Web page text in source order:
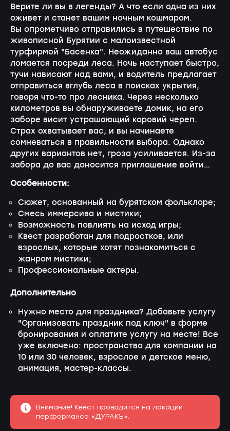
Верите ли вы в легенды? А что если одна из них
оживет и станет вашим ночным кошмаром.
Вы опрометчиво отправились в путешествие по
живописной Бурятии с малоизвестной
турфирмой "Басенка". Неожиданно ваш автобус
ломается посреди леса. Ночь наступает быстро,
тучи нависают над вами, и водитель предлагает
отправиться вглубь леса в поисках укрытия,
говоря что-то про лесника. Через несколько
километров вы обнаруживаете домик, на его
заборе висит устрашающий коровий череп.
Страх охватывает вас, и вы начинаете
сомневаться в правильности выбора. Однако
других вариантов нет, гроза усиливается. Из-за
забора до вас доносится приглашение войти…
Особенности:
Сюжет, основанный на бурятском фольклоре;
Смесь иммерсива и мистики;
Возможность повлиять на исход игры;
Квест разработан для подростков, или
взрослых, которые хотят познакомиться с
жанром мистики;
Профессиональные актеры.
Дополнительно
Нужно место для праздника? Добавьте услугу
"Организовать праздник под ключ" в форме
бронирования и оплатите услугу на месте! Все
уже включено: пространство для компании на
10 или 30 человек, взрослое и детское меню,
анимация, мастер-классы.
Внимание! Квест проводится на локации
перформанса «ДУРАКЪ».